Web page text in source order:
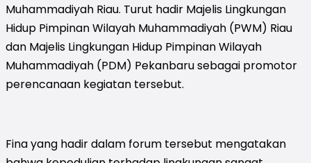
Muhammadiyah Riau. Turut hadir Majelis Lingkungan
Hidup Pimpinan Wilayah Muhammadiyah (PWM) Riau
dan Majelis Lingkungan Hidup Pimpinan Wilayah
Muhammadiyah (PDM) Pekanbaru sebagai promotor
perencanaan kegiatan tersebut.
Fina yang hadir dalam forum tersebut mengatakan